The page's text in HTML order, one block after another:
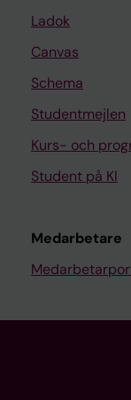
Ladok
Canvas
Schema
Studentmejlen
Kurs- och
Student på KI
Medarbetare